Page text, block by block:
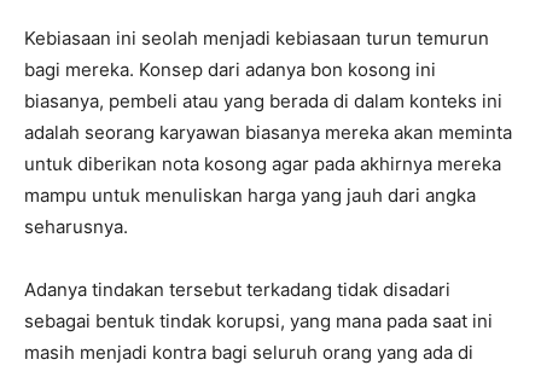
Kebiasaan ini seolah menjadi kebiasaan turun temurun
bagi mereka. Konsep dari adanya bon kosong ini
biasanya, pembeli atau yang berada di dalam konteks ini
adalah seorang karyawan biasanya mereka akan meminta
untuk diberikan nota kosong agar pada akhirnya mereka
mampu untuk menuliskan harga yang jauh dari angka
seharusnya.
Adanya tindakan tersebut terkadang tidak disadari
sebagai bentuk tindak korupsi, yang mana pada saat ini
masih menjadi kontra bagi seluruh orang yang ada di